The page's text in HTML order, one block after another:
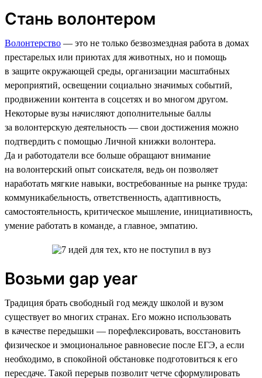
Стань волонтером
Волонтерство — это не только безвозмездная работа в домах
престарелых или приютах для животных, но и помощь
в защите окружающей среды, организации масштабных
мероприятий, освещении социально значимых событий,
продвижении контента в соцсетях и во многом другом.
Некоторые вузы начисляют дополнительные баллы
за волонтерскую деятельность — свои достижения можно
подтвердить с помощью Личной книжки волонтера.
Да и работодатели все больше обращают внимание
на волонтерский опыт соискателя, ведь он позволяет
наработать мягкие навыки, востребованные на рынке труда:
коммуникабельность, ответственность, адаптивность,
самостоятельность, критическое мышление, инициативность,
умение работать в команде, а главное, эмпатию.
Возьми gap year
Традиция брать свободный год между школой и вузом
существует во многих странах. Его можно использовать
в качестве передышки — порефлексировать, восстановить
физическое и эмоциональное равновесие после ЕГЭ, а если
необходимо, в спокойной обстановке подготовиться к его
пересдаче. Такой перерыв позволит четче сформулировать